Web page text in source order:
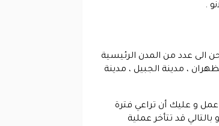
.
الى عدد من المدن الرئيسية
، مدينة الجبيل ، مدينة
و عليك أن تراعي فترة
قد تتأخر عملية